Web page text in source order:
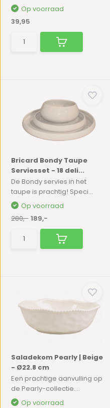
Op voorraad
39,95
Bricard Bondy Taupe
Serviesset - 18 deli...
De Bondy servies in het
taupe is prachtig! Speci...
Op voorraad
280,- 189,-
Saladekom Pearly | Beige
- Ø22.8 cm
Een prachtige aanvulling op
de Pearly-collectie....
Op voorraad